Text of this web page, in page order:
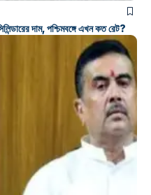
দাম, পশ্চিমবঙ্গে এখন কত রেট?